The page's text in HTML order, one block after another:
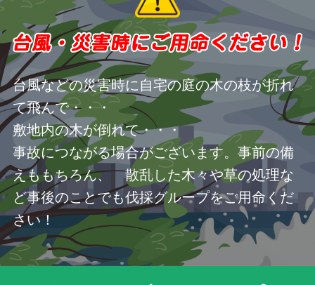
台風などの災害時に自宅の庭の木の枝が折れ
て飛んで・・・
敷地内の木が倒れて・・・
事故につながる場合がございます。事前の備
えももちろん、 散乱した木々や草の処理な
ど事後のことでも伐採グループをご用命くだ
さい！